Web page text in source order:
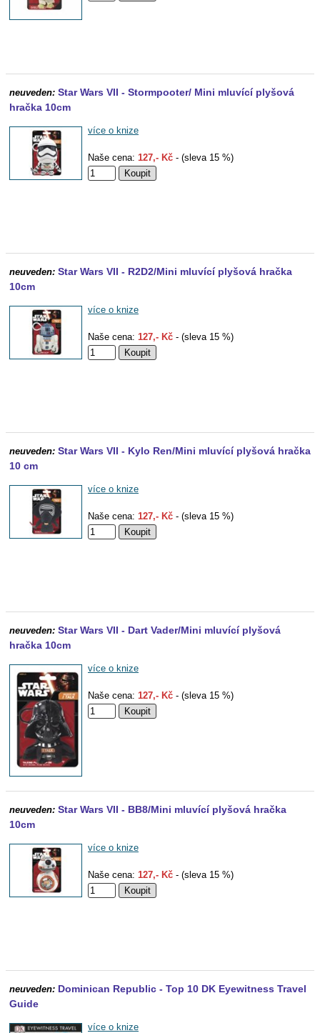
neuveden: Star Wars VII - Stormpooter/ Mini mluvící plyšová
hračka 10cm
více o knize
Naše cena: 127,- Kč - (sleva 15 %)
neuveden: Star Wars VII - R2D2/Mini mluvící plyšová hračka
10cm
více o knize
Naše cena: 127,- Kč - (sleva 15 %)
neuveden: Star Wars VII - Kylo Ren/Mini mluvící plyšová hračka
10 cm
více o knize
Naše cena: 127,- Kč - (sleva 15 %)
neuveden: Star Wars VII - Dart Vader/Mini mluvící plyšová
hračka 10cm
více o knize
Naše cena: 127,- Kč - (sleva 15 %)
neuveden: Star Wars VII - BB8/Mini mluvící plyšová hračka
10cm
více o knize
Naše cena: 127,- Kč - (sleva 15 %)
neuveden: Dominican Republic - Top 10 DK Eyewitness Travel
Guide
více o knize